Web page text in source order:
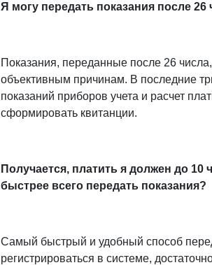
Я могу передать показания после 26
Показания, переданные после 26
объективным причинам. В последние
показаний приборов учета и расчет
сформировать квитанции.
Получается, платить я должен до 10
быстрее всего передать показания?
Самый быстрый и удобный способ
регистрироваться в системе,